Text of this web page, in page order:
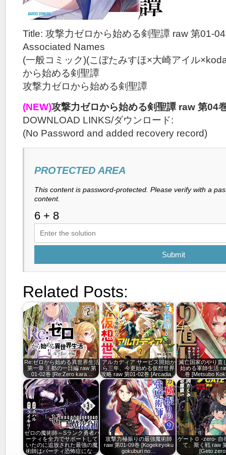
Title: 攻撃力ゼロから始める剣聖譚 raw 第01-
Associated Names
(一般コミック)(こぼたみすほ×大崎アイル
から始める剣聖譚
攻撃力ゼロから始める剣聖譚
(NEW)攻撃力ゼロから始める剣聖譚 raw 第04
DOWNLOAD LINKS/ダウンロード:
(No Password and added recovery record)
PROTECTED AREA
This content is password-protected. Please verify with a
content.
Submit
Related Posts:
Re:ゼロから始める異世界生活
第一章 王都の一日編 raw 第
01-02巻 [Re:Zero kara…
アルカディア サービス開始か
ら三年、今更始める仮想世界
攻略 raw 第01-02巻 [Arcadia…
滅亡国家のやり直
始める軍師生活
巻 [Metsubo
ゼロの魔術師～Sランク勇者パ
ーティを全力でサポートして
いたのに追放された最強の魔
術師はパーティ恐怖症にな…
攻撃力極振りの最強魔術師
raw 第01-09巻 [Kogekiryoku
gokuburi no…
ゲート０ -zero- 自
て、斯く戦 raw
[Geto